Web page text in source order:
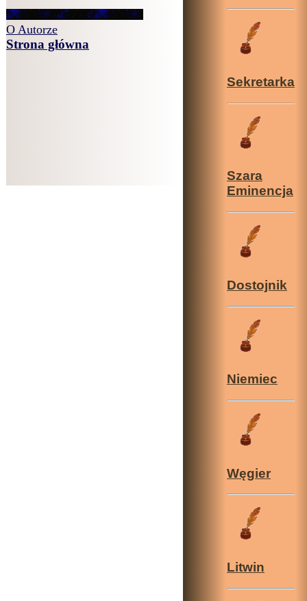
O Autorze
Strona główna
Sekretarka
Szara
Eminencja
Dostojnik
Niemiec
Węgier
Litwin